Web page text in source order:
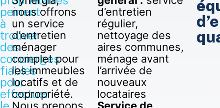
peinent
à
trouver
des
concierges
fiables
pour
effectuer
nous offrons
un service
d’entretien
ménager
complet pour
les immeubles
locatifs et de
copropriété.
Nous prenons
d’entretien
régulier,
nettoyage des
aires communes,
ménage avant
l’arrivée de
nouveaux
locataires
Service de